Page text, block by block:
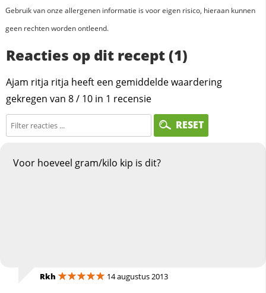
Gebruik van onze allergenen informatie is voor eigen risico, hieraan kunnen
geen rechten worden ontleend.
Reacties op dit recept (1)
Ajam ritja ritja heeft een gemiddelde waardering
gekregen van 8/ 10 in 1 recensie
RESET
Voor hoeveel gram/kilo kip is dit?
Rkh 14 augustus 2013